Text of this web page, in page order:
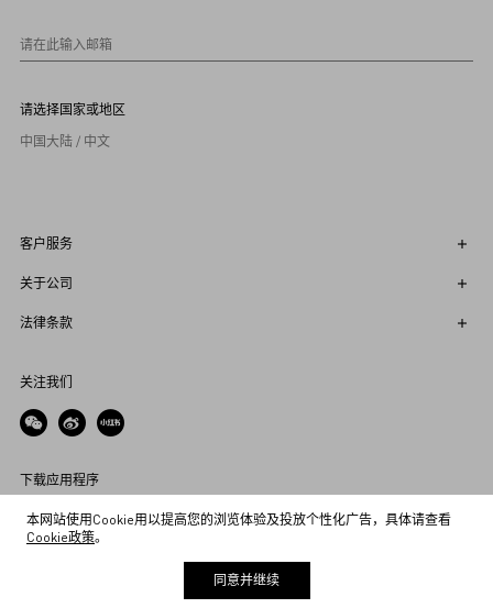
请在此输入邮箱
请选择国家或地区
中国大陆 / 中文
客户服务
关于公司
法律条款
关注我们
下载应用程序
本网站使用Cookie用以提高您的浏览体验及投放个性化广告，具体请查看
Cookie政策。
同意并继续